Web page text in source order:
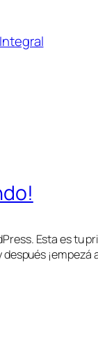
Esta es tu
después ¡empezá